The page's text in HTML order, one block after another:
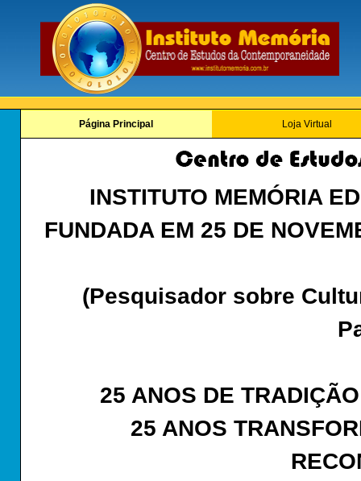
Página Principal Loja Virtual
INSTITUTO MEMÓRIA
FUNDADA EM 25 DE
(Pesquisador sobre
25 ANOS DE
25 ANOS